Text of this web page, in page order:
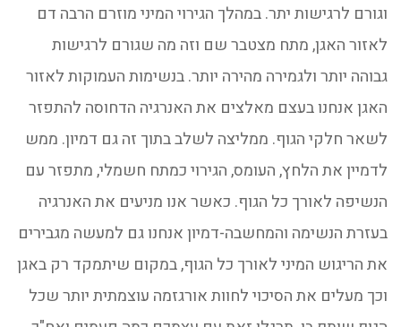
וגורם לרגישות יתר. במהלך הגירוי המיני מוזרם הרבה דם
לאזור האגן, מתח מצטבר שם וזה מה שגורם לרגישות
גבוהה יותר ולגמירה מהירה יותר. בנשימות העמוקות לאזור
האגן אנחנו בעצם מאלצים את האנרגיה הדחוסה להתפזר
לשאר חלקי הגוף. ממליצה לשלב בתוך זה גם דמיון. ממש
לדמיין את הלחץ, העומס, הגירוי כמתח חשמלי, מתפזר עם
הנשיפה לאורך כל הגוף. כאשר אנו מניעים את האנרגיה
בעזרת הנשימה והמחשבה-דמיון אנחנו גם למעשה מגבירים
את הריגוש המיני לאורך כל הגוף, במקום שיתמקד רק באגן
וכך מעלים את הסיכוי לחוות אורגזמה עוצמתית יותר שכל